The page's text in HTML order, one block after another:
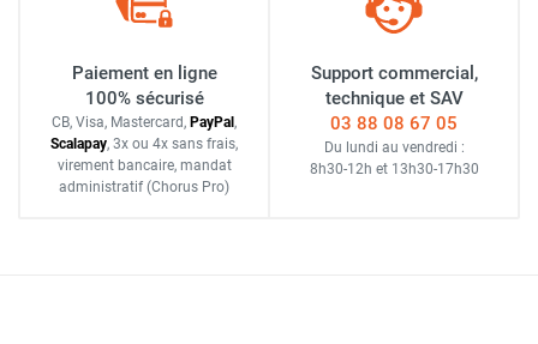
Paiement en ligne
100% sécurisé
CB, Visa, Mastercard, PayPal ,
Scalapay, 3x ou 4x sans frais,
virement bancaire, mandat
administratif (Chorus Pro)
Support commercial,
technique et SAV
03 88 08 67 05
Du lundi au vendredi :
8h30-12h et 13h30-17h30